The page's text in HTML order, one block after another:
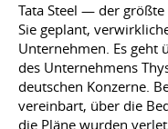
Tata Steel — der
Sie geplant,
Unternehmen. Es geht
des Unternehmens
deutschen Konzerne.
vereinbart, über die
die Pläne wurden